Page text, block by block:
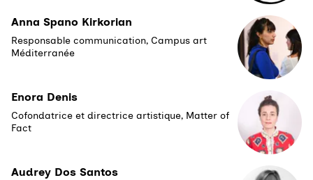
Anna Spano Kirkorian
Responsable communication, Campus art
Méditerranée
Enora Denis
Cofondatrice et directrice artistique, Matter of
Fact
Audrey Dos Santos